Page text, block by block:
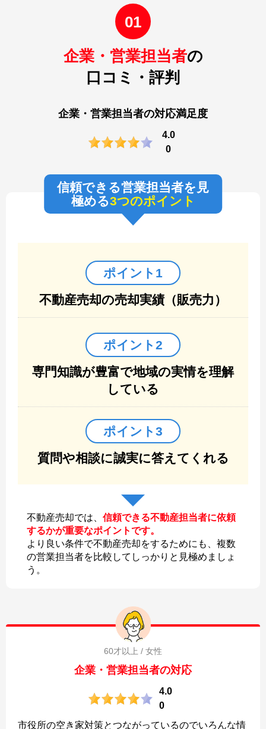
01
企業・営業担当者の
口コミ・評判
企業・営業担当者の対応満足度
4.0
0
信頼できる営業担当者を見
極める3つのポイント
ポイント1
不動産売却の売却実績（販売力）
ポイント2
専門知識が豊富で地域の実情を理解
している
ポイント3
質問や相談に誠実に答えてくれる
不動産売却では、 信頼できる不動産担当者に依頼
するかが重要なポイントです。
より良い条件で不動産売却をするためにも、複数
の営業担当者を比較してしっかりと見極めましょ
う。
60才以上 / 女性
企業・営業担当者の対応
4.0
0
市役所の空き家対策とつながっているのでいろんな情